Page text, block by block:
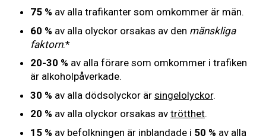
75 % av alla trafikanter som omkommer är män.
60 % av alla olyckor orsakas av den mänskliga
faktorn.*
20-30 % av alla förare som omkommer i trafiken
är alkoholpåverkade.
30 % av alla dödsolyckor är singelolyckor.
20 % av alla olyckor orsakas av trötthet.
15 % av befolkningen är inblandade i 50 % av alla